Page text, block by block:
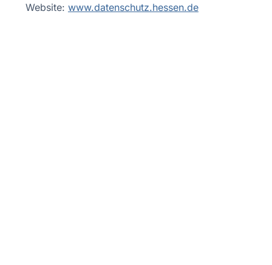
Website: www.datenschutz.hessen.de